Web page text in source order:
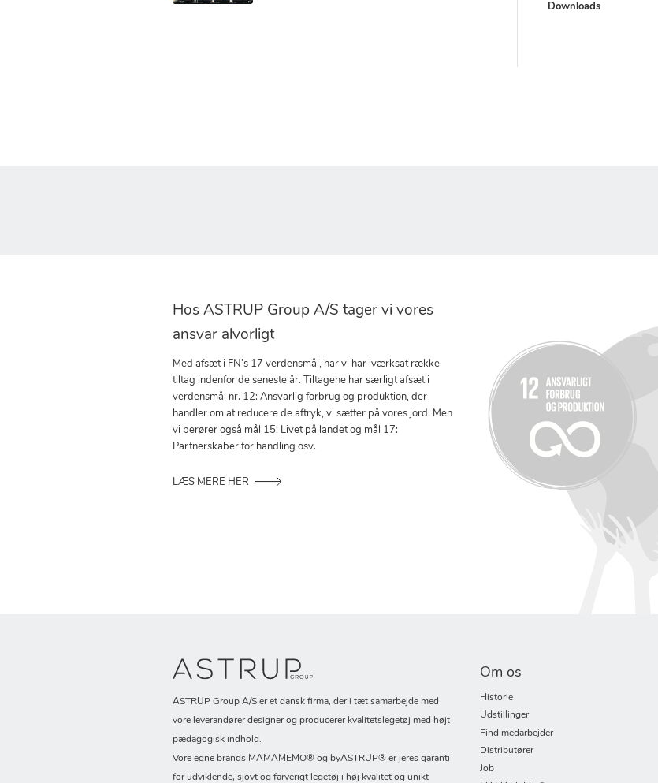
Downloads
Hos ASTRUP Group A/S tager vi vores
ansvar alvorligt
Med afsæt i FN’s 17 verdensmål, har vi har iværksat række
tiltag indenfor de seneste år. Tiltagene har særligt afsæt i
verdensmål nr. 12: Ansvarlig forbrug og produktion, der
handler om at reducere de aftryk, vi sætter på vores jord. Men
vi berører også mål 15: Livet på landet og mål 17:
Partnerskaber for handling osv.
LÆS MERE HER
ASTRUP Group A/S er et dansk firma, der i tæt samarbejde med
vore leverandører designer og producerer kvalitetslegetøj med højt
pædagogisk indhold.
Vore egne brands MAMAMEMO® og byASTRUP® er jeres garanti
for udviklende, sjovt og farverigt legetøj i høj kvalitet og unikt
Om os
Historie
Udstillinger
Find medarbejder
Distributører
Job